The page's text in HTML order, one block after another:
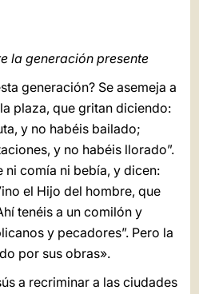
la generación presente
generación? Se asemeja a
plaza, que gritan diciendo:
y no habéis bailado;
y no habéis llorado”.
comía ni bebía, y dicen:
el Hijo del hombre, que
tenéis a un comilón y
y pecadores”. Pero la
por sus obras».
a recriminar a las ciudades